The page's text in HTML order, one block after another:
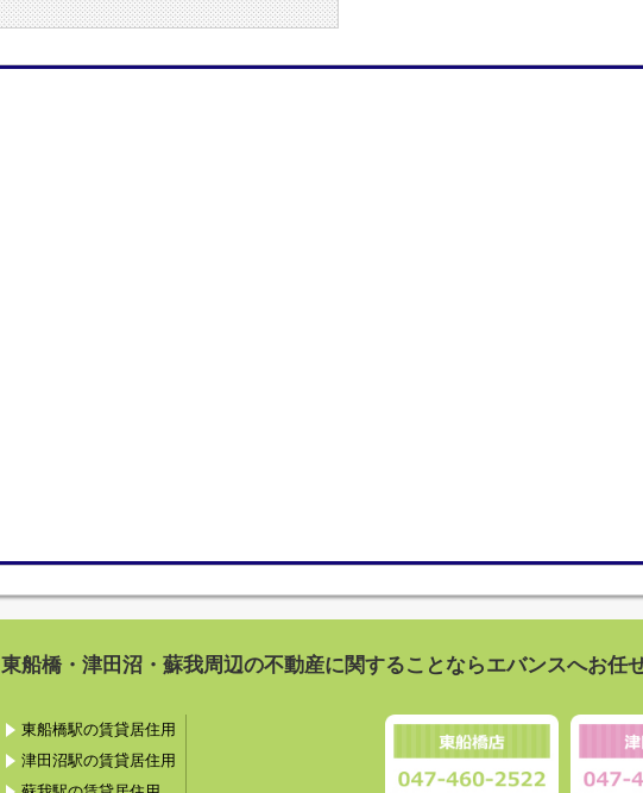
東船橋・津田沼・蘇我周辺の不動産に関することならエバンスへお任
東船橋駅の賃貸居住用
津田沼駅の賃貸居住用